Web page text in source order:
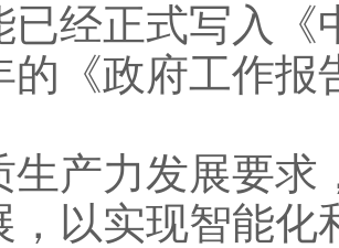
已经正式写入《
的《政府工作
生产力发展要
，以实现智能化